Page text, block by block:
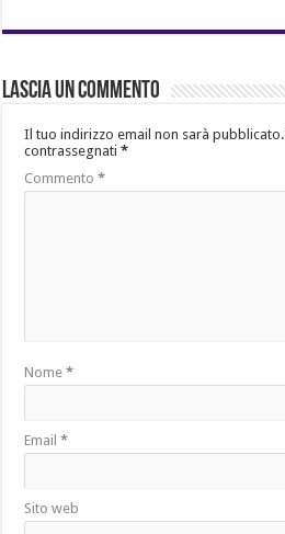
Lascia un commento
Il tuo indirizzo email non sarà pubblicato.
contrassegnati*
Commento*
Nome*
Email*
Sito web